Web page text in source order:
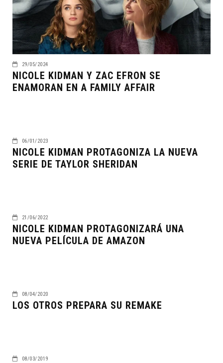
29/05/2024
NICOLE KIDMAN Y ZAC EFRON SE
ENAMORAN EN A FAMILY AFFAIR
06/01/2023
NICOLE KIDMAN PROTAGONIZA LA NUEVA
SERIE DE TAYLOR SHERIDAN
21/06/2022
NICOLE KIDMAN PROTAGONIZARÁ UNA
NUEVA PELÍCULA DE AMAZON
08/04/2020
LOS OTROS PREPARA SU REMAKE
08/03/2019